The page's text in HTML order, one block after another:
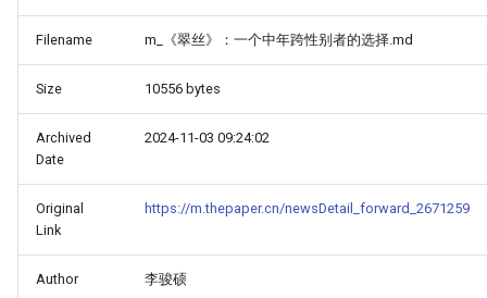
Filename m_《翠丝》：一个中年跨性别者的选择.md
Size 10556 bytes
Archived
Date
2024-11-03 09:24:02
Original
Link
https://m.thepaper.cn/newsDetail_forward_2671259
Author 李骏硕